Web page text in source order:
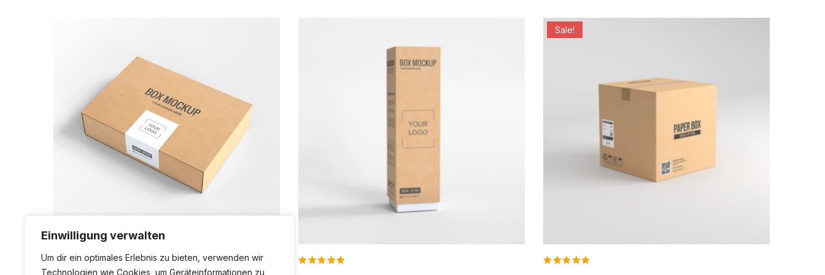
Einwilligung verwalten
Um dir ein optimales Erlebnis zu bieten, verwenden wir
Technologien wie Cookies, um Geräteinformationen zu
Rated
Sale!